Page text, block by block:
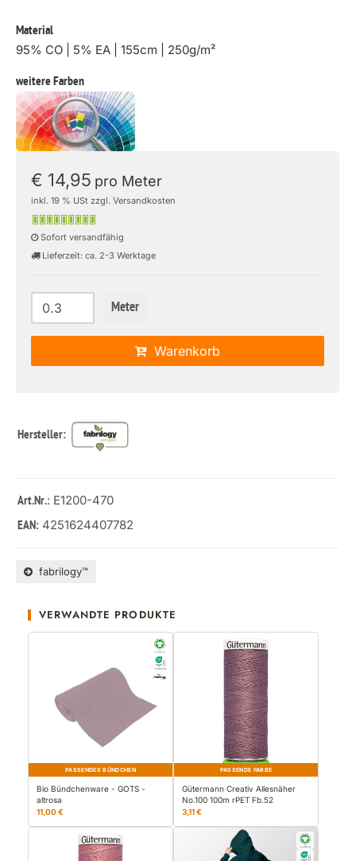
Material
95% CO | 5% EA | 155cm | 250g/m²
weitere Farben
€ 14,95 pro Meter
inkl. 19 % USt zzgl. Versandkosten
Sofort versandfähig
Lieferzeit: ca. 2-3 Werktage
Meter
Warenkorb
Hersteller:
Art.Nr.: E1200-470
EAN: 4251624407782
fabrilogy™
VERWANDTE PRODUKTE
PASSENDES BÜNDCHEN
Bio Bündchenware - GOTS -
altrosa
11,00 €
PASSENDE FARBE
Gütermann Creativ Allesnäher
No.100 100m rPET Fb.52
3,11 €